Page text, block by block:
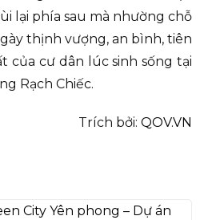
lại phía sau mà nhường chỗ
thịnh vượng, an bình, tiên
của cư dân lúc sinh sống tại
Rạch Chiếc.
Trích bởi: QOV.VN